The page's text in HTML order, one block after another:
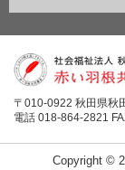
〒010-0922 秋田県秋
電話 018-864-2821
Copyright ©